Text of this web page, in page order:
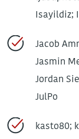
Isayildiz;
Jacob
Jasmin
Jordan
JulPo
kasto80;